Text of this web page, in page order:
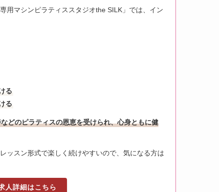
用マシンピラティススタジオthe SILK」では、イン
る
る
どのピラティスの恩恵を受けられ、心身ともに健
ッスン形式で楽しく続けやすいので、気になる方は
人詳細はこちら